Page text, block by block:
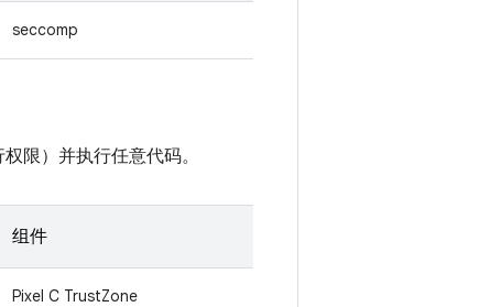
seccomp
限）并执行任意代码。
组件
Pixel C TrustZone